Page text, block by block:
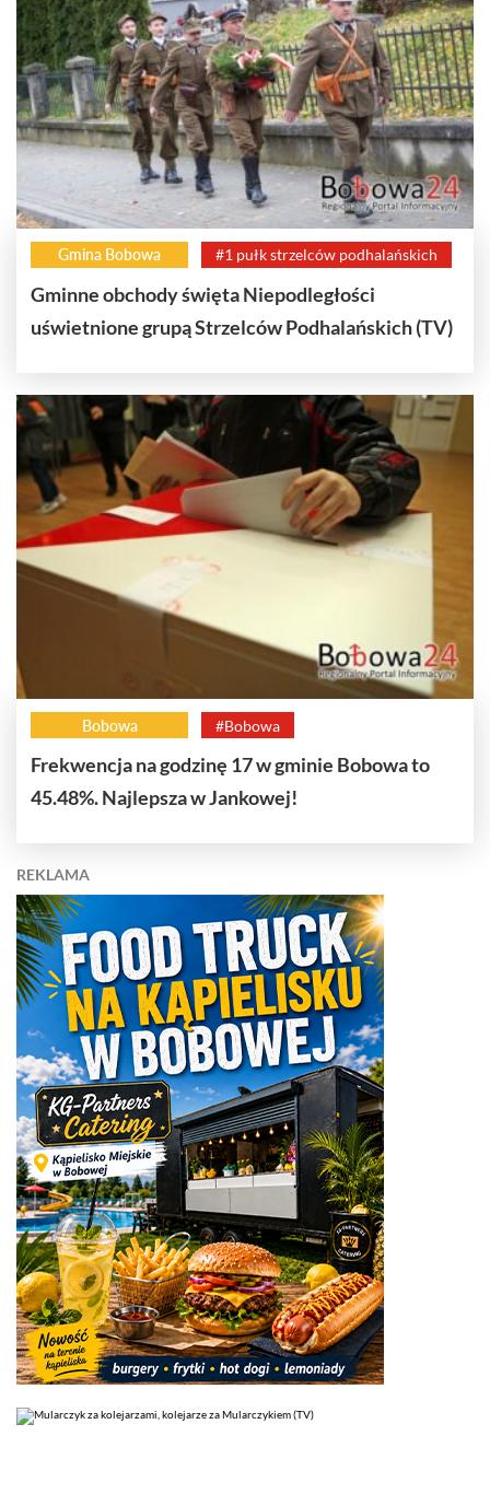
Gmina Bobowa #1 pułk strzelców podhalańskich
Gminne obchody święta Niepodległości
uświetnione grupą Strzelców Podhalańskich (TV)
Bobowa #Bobowa
Frekwencja na godzinę 17 w gminie Bobowa to
45.48%. Najlepsza w Jankowej!
REKLAMA